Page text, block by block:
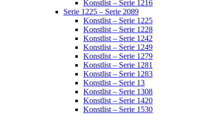
Konstlist – Serie 1216
Serie 1225 – Serie 2089
Konstlist – Serie 1225
Konstlist – Serie 1228
Konstlist – Serie 1242
Konstlist – Serie 1249
Konstlist – Serie 1279
Konstlist – Serie 1281
Konstlist – Serie 1283
Konstlist – Serie 13
Konstlist – Serie 1308
Konstlist – Serie 1420
Konstlist – Serie 1530